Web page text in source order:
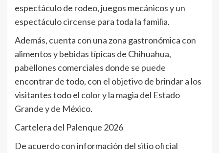
espectáculo de rodeo, juegos mecánicos y un
espectáculo circense para toda la familia.
Además, cuenta con una zona gastronómica con
alimentos y bebidas típicas de Chihuahua,
pabellones comerciales donde se puede
encontrar de todo, con el objetivo de brindar a los
visitantes todo el color y la magia del Estado
Grande y de México.
Cartelera del Palenque 2026
De acuerdo con información del sitio oficial